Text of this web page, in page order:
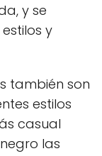
y se
y
también son
estilos
casual
las